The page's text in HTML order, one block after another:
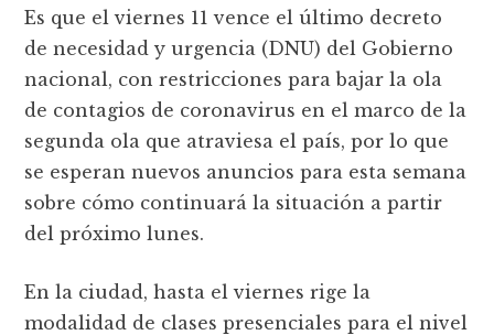
Es que el viernes 11 vence el último decreto
de necesidad y urgencia (DNU) del Gobierno
nacional, con restricciones para bajar la ola
de contagios de coronavirus en el marco de la
segunda ola que atraviesa el país, por lo que
se esperan nuevos anuncios para esta semana
sobre cómo continuará la situación a partir
del próximo lunes.
En la ciudad, hasta el viernes rige la
modalidad de clases presenciales para el nivel